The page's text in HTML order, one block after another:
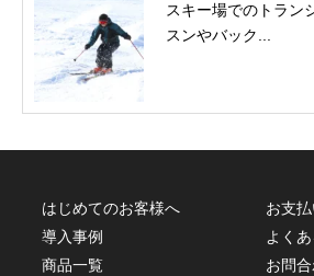
スキー場でのトラン
スンやバック...
はじめてのお客様へ
導入事例
商品一覧
お支
よく
お問